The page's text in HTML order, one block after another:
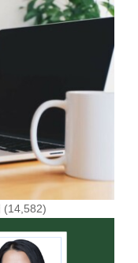
(14,582)